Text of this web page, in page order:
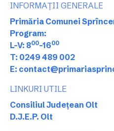
INFORMAȚII GENERALE
Primăria Comunei
Program:
L-V: 800-1600
T: 0249 489 002
E:
LINKURI UTILE
Consiliul Județean Olt
D.J.E.P. Olt